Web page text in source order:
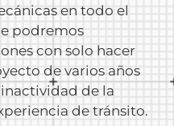
en todo el
podremos
con solo hacer
de varios años
de la
de tránsito.